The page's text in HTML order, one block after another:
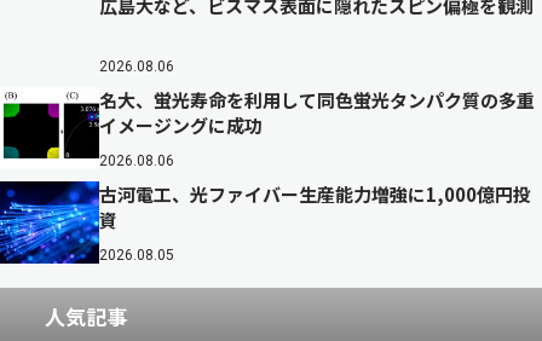
広島大など、ビスマス表面に隠れたスピン偏極を観測
2026.08.06
名大、蛍光寿命を利用して同色蛍光タンパク質の多重
イメージングに成功
2026.08.06
古河電工、光ファイバー生産能力増強に1,000億円投
資
2026.08.05
人気記事